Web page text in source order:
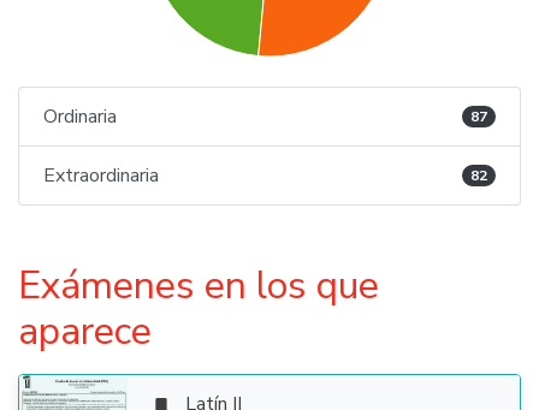
Ordinaria 87
Extraordinaria 82
Exámenes en los que
aparece
 Latín II